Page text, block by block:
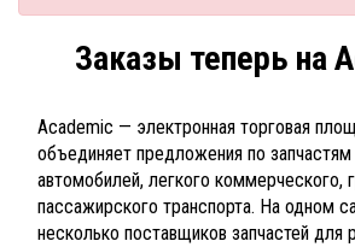
Заказы теперь на
Academic — электронная торговая
объединяет предложения по
автомобилей, легкого коммерческого,
пассажирского транспорта. На одном
несколько поставщиков запчастей для